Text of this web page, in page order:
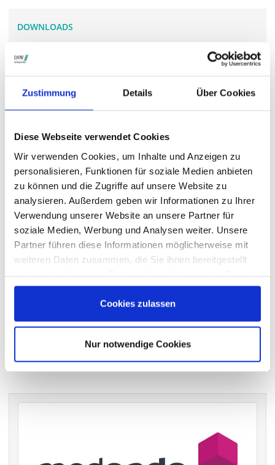
Zustimmung Details Über Cookies
Diese Webseite verwendet Cookies
Wir verwenden Cookies, um Inhalte und Anzeigen zu
personalisieren, Funktionen für soziale Medien anbieten
zu können und die Zugriffe auf unsere Website zu
analysieren. Außerdem geben wir Informationen zu Ihrer
Verwendung unserer Website an unsere Partner für
soziale Medien, Werbung und Analysen weiter. Unsere
Partner führen diese Informationen möglicherweise mit
weiteren Daten zusammen, die Sie ihnen bereitgestellt
gesammelt haben.
Cookies zulassen
Nur notwendige Cookies
DOWNLOADS
STIMMRECHTSVERTRETUNG DURCH DIE DSW
Die DSW vertritt Ihre Stimmrechteauf sämtlichen
wichtigen Hauptversammlungen in Deutschland.
VERGANGENE HAUPTVERSAMMLUNGSTERMINE
archiv.hauptversammlung.de
Die nächsten Termine